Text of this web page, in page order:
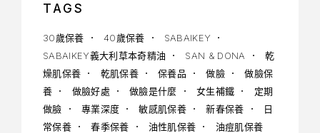
TAGS
30歲保養 40歲保養
SABAIKEY
SABAIKEY義大利草本奇精油
SAN & DONA
乾
燥肌保養
乾肌保養 保養品 做臉
做臉保
養
做臉好處 做臉是什麼 女生補鐵
定期
做臉
專業深度 敏感肌保養 新春保養
日
常保養
春季保養 油性肌保養
油痘肌保養